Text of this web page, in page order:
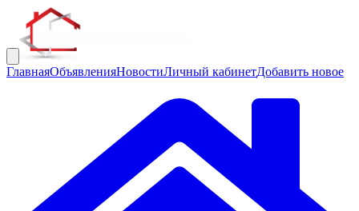
ГлавнаяОбъявленияНовостиЛичный кабинетДобавить новое